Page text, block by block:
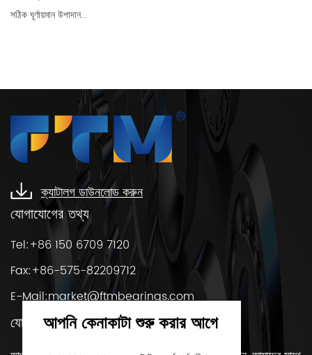
সঠিক ঘূর্ণায়মান উপাদান...
ক্যাটালগ ডাউনলোড করুন
যোগাযোগের তথ্য
Tel:+86 150 6709 7120
Fax:+86-575-82209712
E-Mail:market@ftmbearings.com
যোগাযোগ করুনআপনি কেনাকাটা শুরু করার আগে